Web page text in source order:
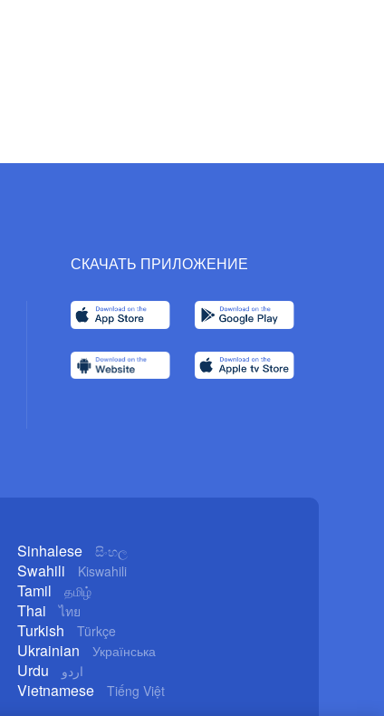
СКАЧАТЬ ПРИЛОЖЕНИЕ
Sinhalese සිංහල
Swahili Kiswahili
Tamil தமிழ்
Thai ไทย
Turkish Türkçe
Ukrainian Українська
Urdu اردو
Vietnamese Tiếng Việt